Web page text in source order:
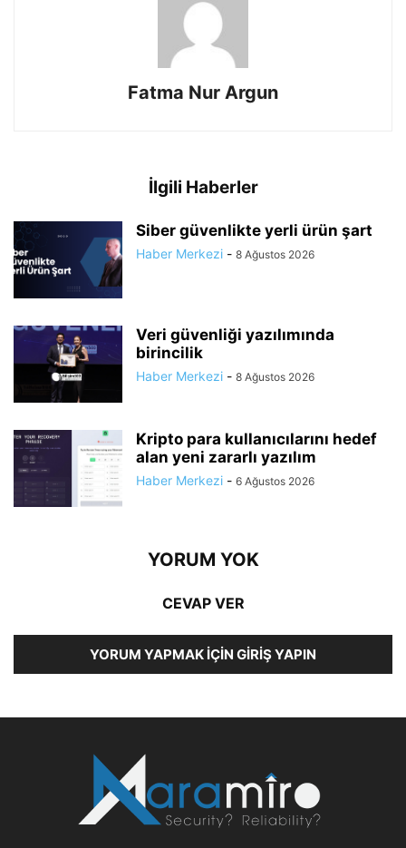
Fatma Nur Argun
İlgili Haberler
Siber güvenlikte yerli ürün şart
Haber Merkezi - 8 Ağustos 2026
Veri güvenliği yazılımında
birincilik
Haber Merkezi - 8 Ağustos 2026
Kripto para kullanıcılarını hedef
alan yeni zararlı yazılım
Haber Merkezi - 6 Ağustos 2026
YORUM YOK
CEVAP VER
YORUM YAPMAK İÇIN GIRIŞ YAPIN